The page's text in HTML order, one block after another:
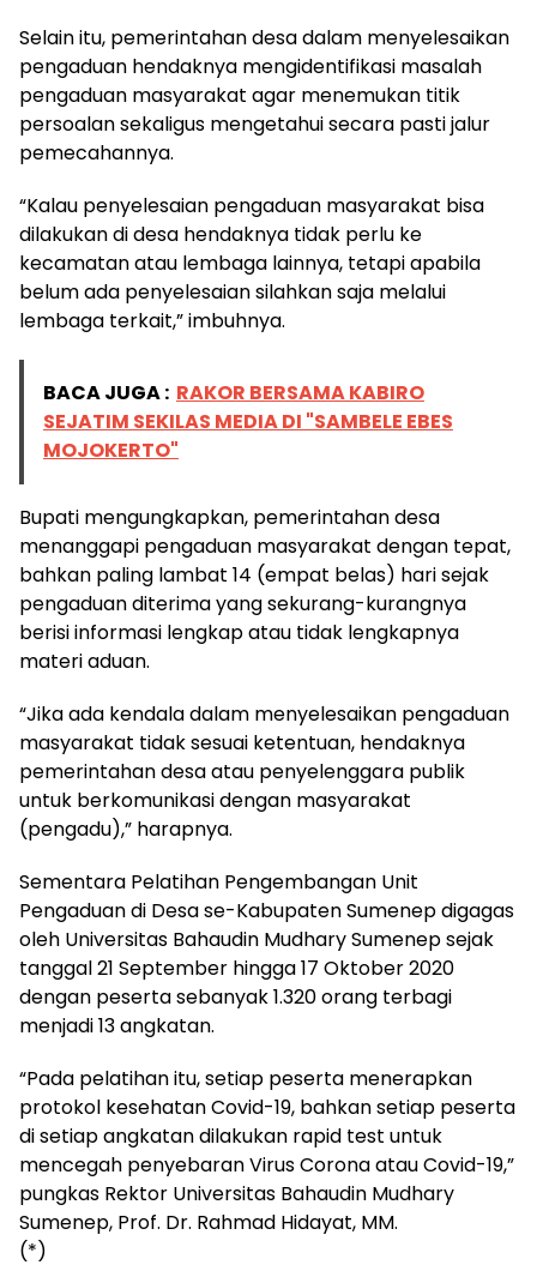
Selain itu, pemerintahan desa dalam menyelesaikan
pengaduan hendaknya mengidentifikasi masalah
pengaduan masyarakat agar menemukan titik
persoalan sekaligus mengetahui secara pasti jalur
pemecahannya.
“Kalau penyelesaian pengaduan masyarakat bisa
dilakukan di desa hendaknya tidak perlu ke
kecamatan atau lembaga lainnya, tetapi apabila
belum ada penyelesaian silahkan saja melalui
lembaga terkait,” imbuhnya.
BACA JUGA : RAKOR BERSAMA KABIRO
SEJATIM SEKILAS MEDIA DI "SAMBELE EBES
MOJOKERTO"
Bupati mengungkapkan, pemerintahan desa
menanggapi pengaduan masyarakat dengan tepat,
bahkan paling lambat 14 (empat belas) hari sejak
pengaduan diterima yang sekurang-kurangnya
berisi informasi lengkap atau tidak lengkapnya
materi aduan.
“Jika ada kendala dalam menyelesaikan pengaduan
masyarakat tidak sesuai ketentuan, hendaknya
pemerintahan desa atau penyelenggara publik
untuk berkomunikasi dengan masyarakat
(pengadu),” harapnya.
Sementara Pelatihan Pengembangan Unit
Pengaduan di Desa se-Kabupaten Sumenep digagas
oleh Universitas Bahaudin Mudhary Sumenep sejak
tanggal 21 September hingga 17 Oktober 2020
dengan peserta sebanyak 1.320 orang terbagi
menjadi 13 angkatan.
“Pada pelatihan itu, setiap peserta menerapkan
protokol kesehatan Covid-19, bahkan setiap peserta
di setiap angkatan dilakukan rapid test untuk
mencegah penyebaran Virus Corona atau Covid-19,”
pungkas Rektor Universitas Bahaudin Mudhary
Sumenep, Prof. Dr. Rahmad Hidayat, MM.
(*)